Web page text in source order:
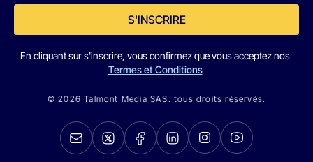
S'INSCRIRE
En cliquant sur s'inscrire, vous confirmez que vous acceptez nos
Termes et Conditions
© 2026 Talmont Media SAS. tous droits réservés.